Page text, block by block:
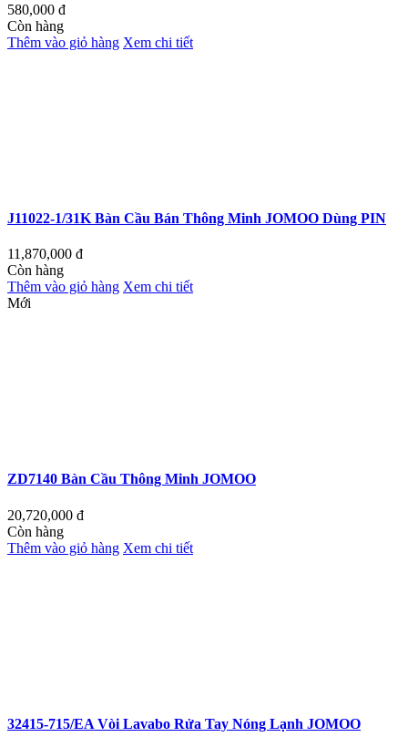
580,000 đ
Còn hàng
Thêm vào giỏ hàng Xem chi tiết
J11022-1/31K Bàn Cầu Bán Thông Minh JOMOO Dùng PIN
11,870,000 đ
Còn hàng
Thêm vào giỏ hàng Xem chi tiết
Mới
ZD7140 Bàn Cầu Thông Minh JOMOO
20,720,000 đ
Còn hàng
Thêm vào giỏ hàng Xem chi tiết
32415-715/EA Vòi Lavabo Rửa Tay Nóng Lạnh JOMOO